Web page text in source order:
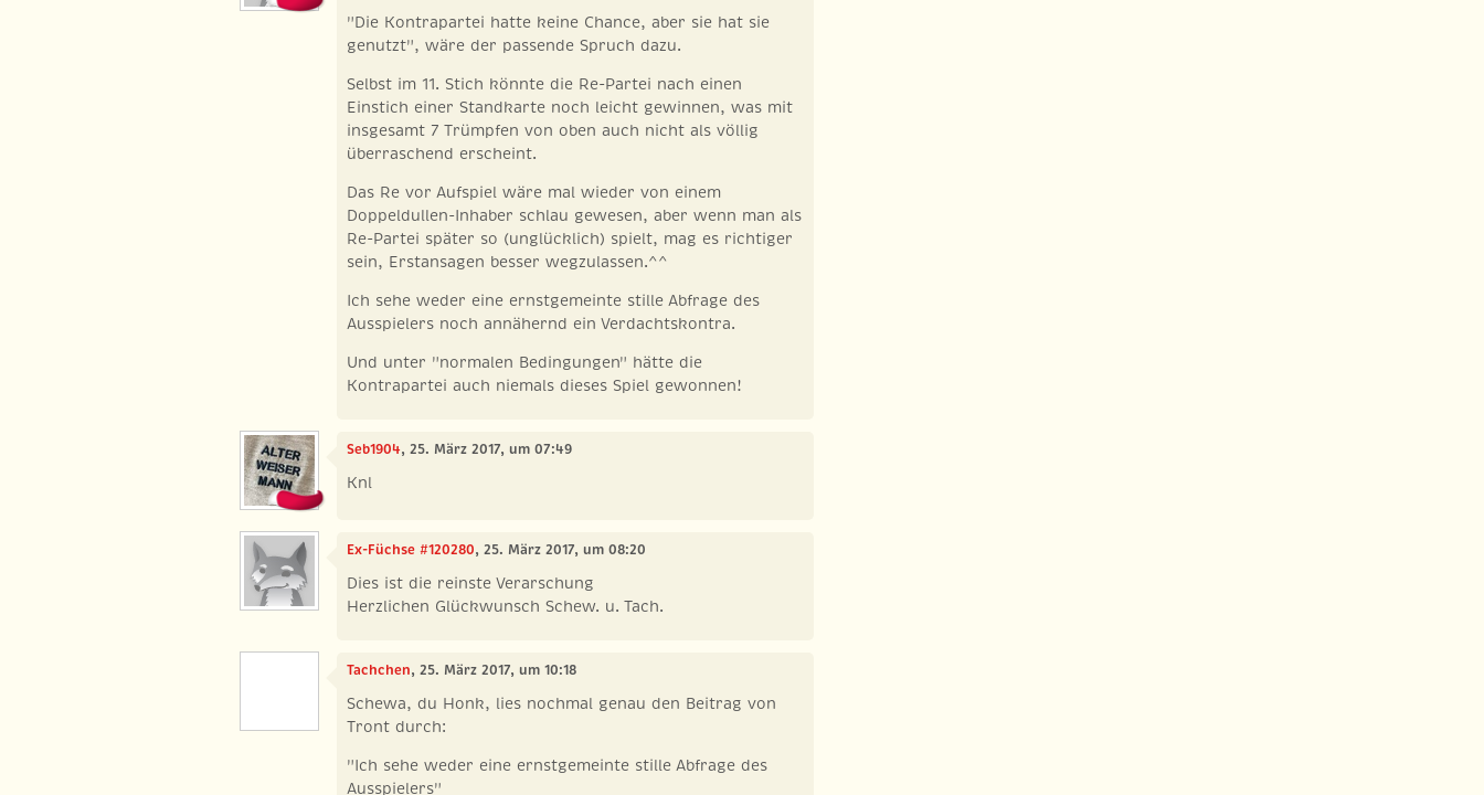
"Die Kontrapartei hatte keine Chance, aber sie hat sie
genutzt", wäre der passende Spruch dazu.
Selbst im 11. Stich könnte die Re-Partei nach einen
Einstich einer Standkarte noch leicht gewinnen, was mit
insgesamt 7 Trümpfen von oben auch nicht als völlig
überraschend erscheint.
Das Re vor Aufspiel wäre mal wieder von einem
Doppeldullen-Inhaber schlau gewesen, aber wenn man als
Re-Partei später so (unglücklich) spielt, mag es richtiger
sein, Erstansagen besser wegzulassen.^^
Ich sehe weder eine ernstgemeinte stille Abfrage des
Ausspielers noch annähernd ein Verdachtskontra.
Und unter "normalen Bedingungen" hätte die
Kontrapartei auch niemals dieses Spiel gewonnen!
Seb1904, 25. März 2017, um 07:49
Knl
Ex-Füchse #120280, 25. März 2017, um 08:20
Dies ist die reinste Verarschung
Herzlichen Glückwunsch Schew. u. Tach.
Tachchen, 25. März 2017, um 10:18
Schewa, du Honk, lies nochmal genau den Beitrag von
Tront durch:
"Ich sehe weder eine ernstgemeinte stille Abfrage des
Ausspielers"